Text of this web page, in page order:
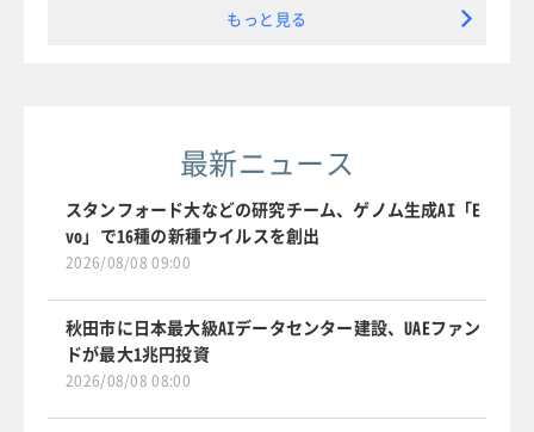
もっと見る
最新ニュース
スタンフォード大などの研究チーム、ゲノム生成AI「E
vo」で16種の新種ウイルスを創出
2026/08/08 09:00
秋田市に日本最大級AIデータセンター建設、UAEファン
ドが最大1兆円投資
2026/08/08 08:00